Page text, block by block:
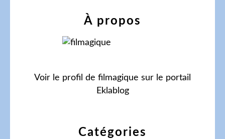
Catégories
À propos
Voir le profil de filmagique sur le portail
Eklablog